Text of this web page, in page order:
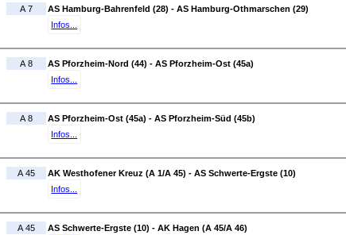
A 7
AS Hamburg-Bahrenfeld (28) - AS Hamburg-Othmarschen (29)
Infos...
A 8
AS Pforzheim-Nord (44) - AS Pforzheim-Ost (45a)
Infos...
A 8
AS Pforzheim-Ost (45a) - AS Pforzheim-Süd (45b)
Infos...
A 45
AK Westhofener Kreuz (A 1/A 45) - AS Schwerte-Ergste (10)
Infos...
A 45
AS Schwerte-Ergste (10) - AK Hagen (A 45/A 46)